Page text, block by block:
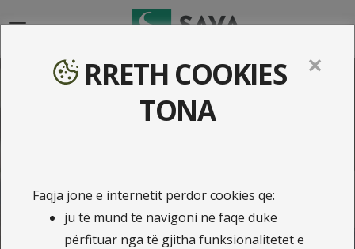
Zgjedhja më e mençur për
Kalkulo ofertën dhe blej online
Sigurimi Klasik i Jetës
✕
RRETH COOKIES
TONA
Faqja jonë e internetit përdor cookies që:
ju të mund të navigoni në faqe duke
përfituar nga të gjitha funksionalitetet e